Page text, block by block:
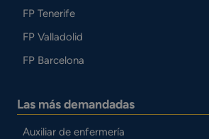
FP Tenerife
FP Valladolid
FP Barcelona
Las más demandadas
Auxiliar de enfermería